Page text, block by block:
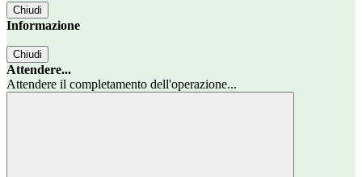
Chiudi
Informazione
Chiudi
Attendere...
Attendere il completamento dell'operazione...